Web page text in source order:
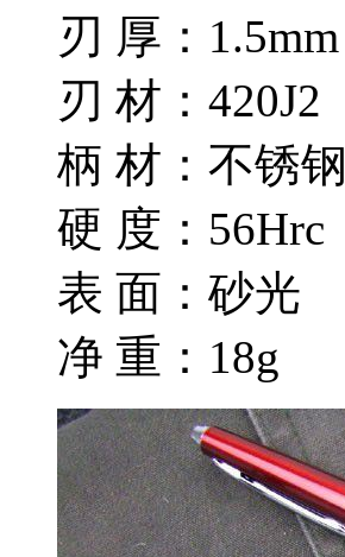
刃 厚：1.5mm
刃 材：420J2
柄 材：不锈钢
硬 度：56Hrc
表 面：砂光
净 重：18g